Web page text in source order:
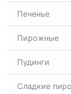
Печенье
Пирожные
Пудинги
Сладкие